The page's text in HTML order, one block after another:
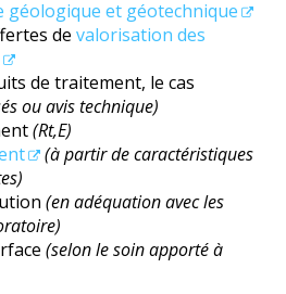
géologique et géotechnique
de valorisation des
de traitement, le cas
ou avis technique)
(Rt,E)
(à partir de caractéristiques
(en adéquation avec les
(selon le soin apporté à